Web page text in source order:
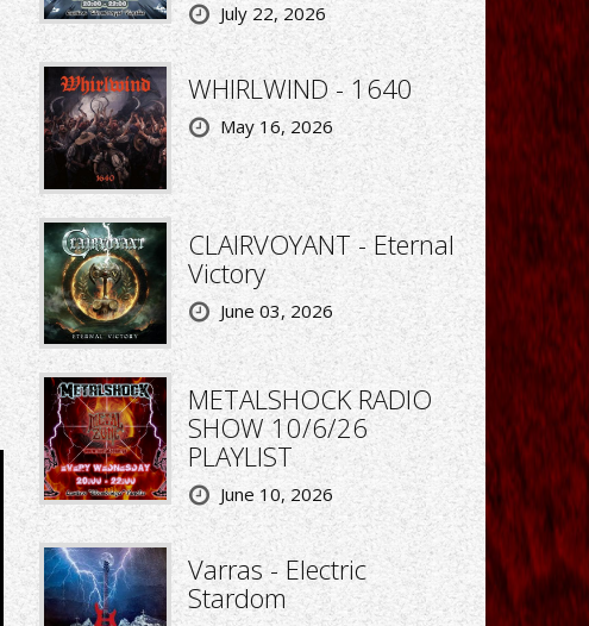
July 22, 2026
WHIRLWIND - 1640
May 16, 2026
CLAIRVOYANT - Eternal
Victory
June 03, 2026
METALSHOCK RADIO
SHOW 10/6/26
PLAYLIST
June 10, 2026
Varras - Electric
Stardom